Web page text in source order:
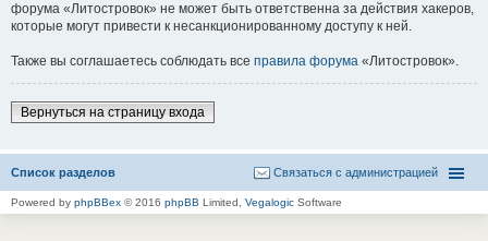
форума «Литостровок» не может быть ответственна за действия хакеров,
которые могут привести к несанкционированному доступу к ней.
Также вы соглашаетесь соблюдать все правила форума «Литостровок».
Вернуться на страницу входа
Список разделов Связаться с администрацией
Powered by phpBBex © 2016 phpBB Limited, Vegalogic Software